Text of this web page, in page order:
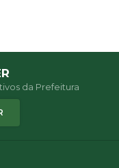
da Prefeitura